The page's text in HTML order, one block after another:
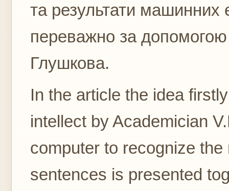
та результати машинних
переважно за
Глушкова.
In the article the idea
intellect by Academician
computer to recognize
sentences is presented